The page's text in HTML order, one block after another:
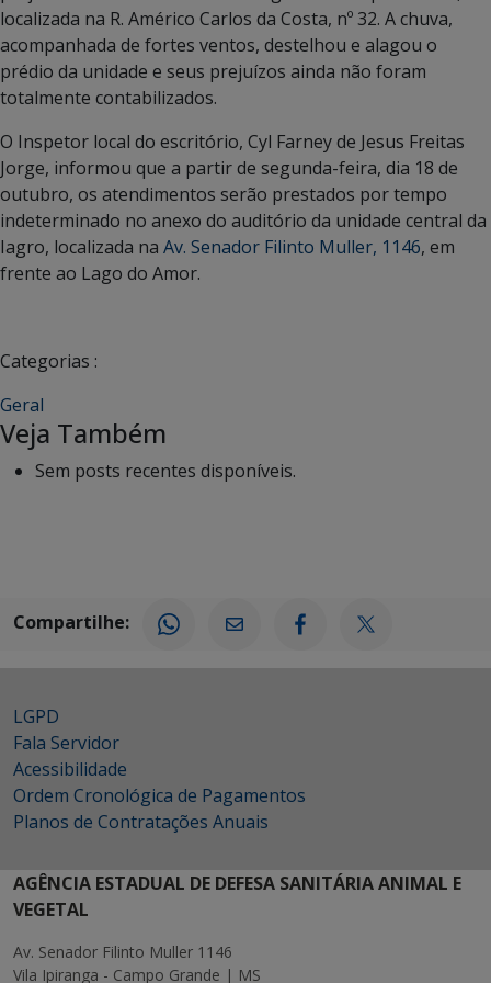
localizada na R. Américo Carlos da Costa, nº 32. A chuva,
acompanhada de fortes ventos, destelhou e alagou o
prédio da unidade e seus prejuízos ainda não foram
totalmente contabilizados.
O Inspetor local do escritório, Cyl Farney de Jesus Freitas
Jorge, informou que a partir de segunda-feira, dia 18 de
outubro, os atendimentos serão prestados por tempo
indeterminado no anexo do auditório da unidade central da
Iagro, localizada na Av. Senador Filinto Muller, 1146, em
frente ao Lago do Amor.
Categorias :
Geral
Veja Também
Sem posts recentes disponíveis.
Compartilhe:
LGPD
Fala Servidor
Acessibilidade
Ordem Cronológica de Pagamentos
Planos de Contratações Anuais
AGÊNCIA ESTADUAL DE DEFESA SANITÁRIA ANIMAL E
VEGETAL
Av. Senador Filinto Muller 1146
Vila Ipiranga - Campo Grande | MS